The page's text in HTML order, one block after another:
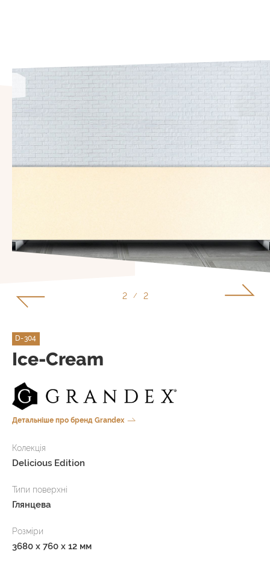
2 / 2
D-304
Ice-Cream
Детальніше про бренд Grandex
Колекція
Delicious Edition
Типи поверхні
Глянцева
Розміри
3680 х 760 х 12 мм